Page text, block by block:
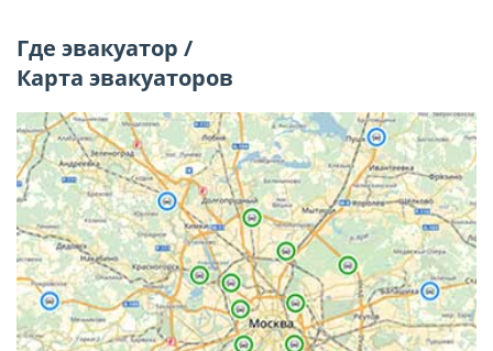
Где эвакуатор /
Карта эвакуаторов